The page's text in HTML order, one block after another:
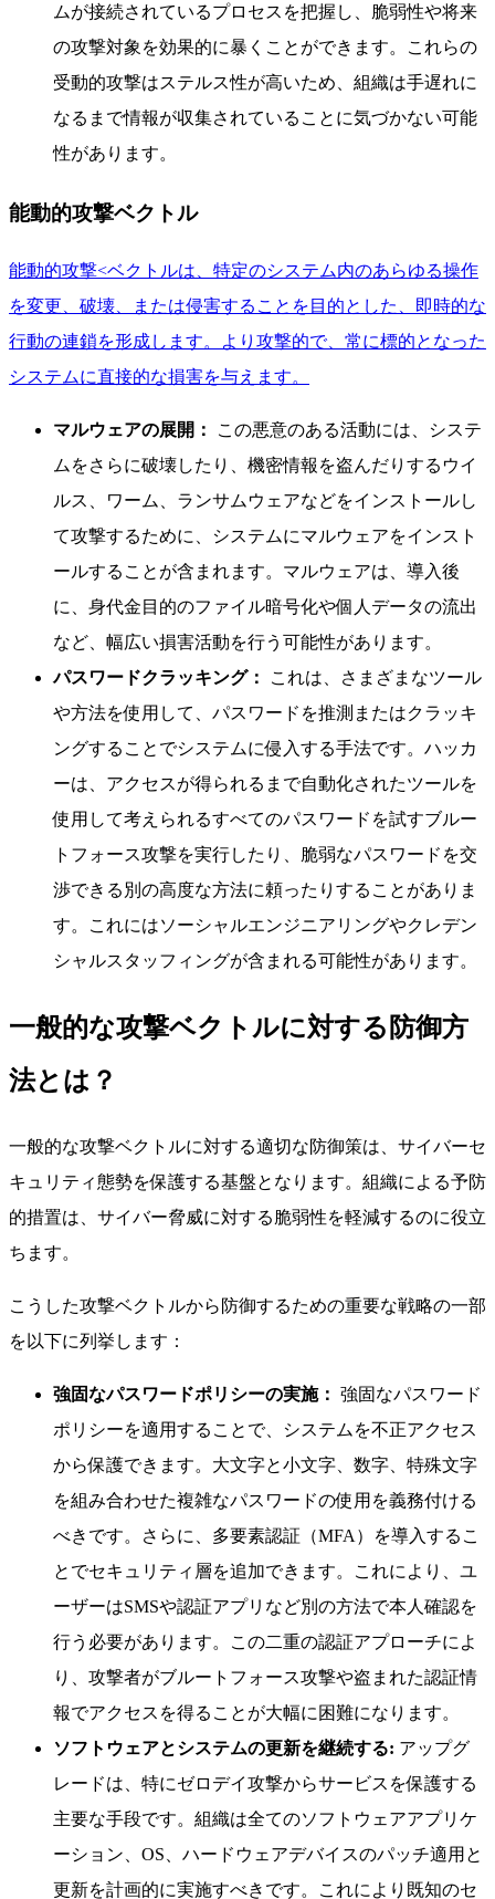
ムが接続されているプロセスを把握し、脆弱性や将来
の攻撃対象を効果的に暴くことができます。これらの
受動的攻撃はステルス性が高いため、組織は手遅れに
なるまで情報が収集されていることに気づかない可能
性があります。
能動的攻撃ベクトル
能動的攻撃<ベクトルは、特定のシステム内のあらゆる操作
を変更、破壊、または侵害することを目的とした、即時的な
行動の連鎖を形成します。より攻撃的で、常に標的となった
システムに直接的な損害を与えます。
マルウェアの展開：
この悪意のある活動には、システ
ムをさらに破壊したり、機密情報を盗んだりするウイ
ルス、ワーム、ランサムウェアなどをインストールし
て攻撃するために、システムにマルウェアをインスト
ールすることが含まれます。マルウェアは、導入後
に、身代金目的のファイル暗号化や個人データの流出
など、幅広い損害活動を行う可能性があります。
パスワードクラッキング：
これは、さまざまなツール
や方法を使用して、パスワードを推測またはクラッキ
ングすることでシステムに侵入する手法です。ハッカ
ーは、アクセスが得られるまで自動化されたツールを
使用して考えられるすべてのパスワードを試すブルー
トフォース攻撃を実行したり、脆弱なパスワードを交
渉できる別の高度な方法に頼ったりすることがありま
す。これにはソーシャルエンジニアリングやクレデン
シャルスタッフィングが含まれる可能性があります。
一般的な攻撃ベクトルに対する防御方
法とは？
一般的な攻撃ベクトルに対する適切な防御策は、サイバーセ
キュリティ態勢を保護する基盤となります。組織による予防
的措置は、サイバー脅威に対する脆弱性を軽減するのに役立
ちます。
こうした攻撃ベクトルから防御するための重要な戦略の一部
を以下に列挙します：
強固なパスワードポリシーの実施： 強固なパスワード
ポリシーを適用することで、システムを不正アクセス
から保護できます。大文字と小文字、数字、特殊文字
を組み合わせた複雑なパスワードの使用を義務付ける
べきです。さらに、多要素認証（MFA）を導入するこ
とでセキュリティ層を追加できます。これにより、ユ
ーザーはSMSや認証アプリなど別の方法で本人確認を
行う必要があります。この二重の認証アプローチによ
り、攻撃者がブルートフォース攻撃や盗まれた認証情
報でアクセスを得ることが大幅に困難になります。
ソフトウェアとシステムの更新を継続する: アップグ
レードは、特にゼロデイ攻撃からサービスを保護する
主要な手段です。組織は全てのソフトウェアアプリケ
ーション、OS、ハードウェアデバイスのパッチ適用と
更新を計画的に実施すべきです。これにより既知のセ